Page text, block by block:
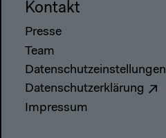
Kontakt
Presse
Team
Datenschutzeinstellungen
Datenschutzerklärung
Impressum